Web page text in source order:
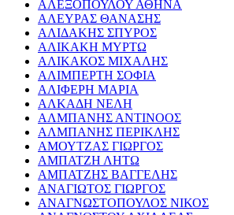
ΑΛΕΞΟΠΟΥΛΟΥ ΑΘΗΝΑ
ΑΛΕΥΡΑΣ ΘΑΝΑΣΗΣ
ΑΛΙΔΑΚΗΣ ΣΠΥΡΟΣ
ΑΛΙΚΑΚΗ ΜΥΡΤΩ
ΑΛΙΚΑΚΟΣ ΜΙΧΑΛΗΣ
ΑΛΙΜΠΕΡΤΗ ΣΟΦΙΑ
ΑΛΙΦΕΡΗ ΜΑΡΙΑ
ΑΛΚΑΔΗ ΝΕΛΗ
ΑΛΜΠΑΝΗΣ ΑΝΤΙΝΟΟΣ
ΑΛΜΠΑΝΗΣ ΠΕΡΙΚΛΗΣ
ΑΜΟΥΤΖΑΣ ΓΙΩΡΓΟΣ
ΑΜΠΑΤΖΗ ΛΗΤΩ
ΑΜΠΑΤΖΗΣ ΒΑΓΓΕΛΗΣ
ΑΝΑΓΙΩΤΟΣ ΓΙΩΡΓΟΣ
ΑΝΑΓΝΩΣΤΟΠΟΥΛΟΣ ΝΙΚΟΣ